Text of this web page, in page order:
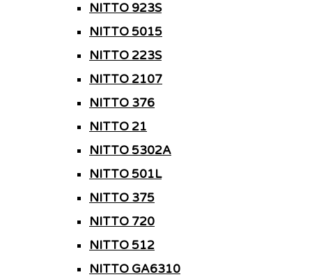
NITTO 923S
NITTO 5015
NITTO 223S
NITTO 2107
NITTO 376
NITTO 21
NITTO 5302A
NITTO 501L
NITTO 375
NITTO 720
NITTO 512
NITTO GA6310